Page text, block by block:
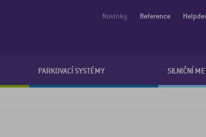
PARKOVACÍ SYSTÉMY SILNIČNÍ
Novinky Reference